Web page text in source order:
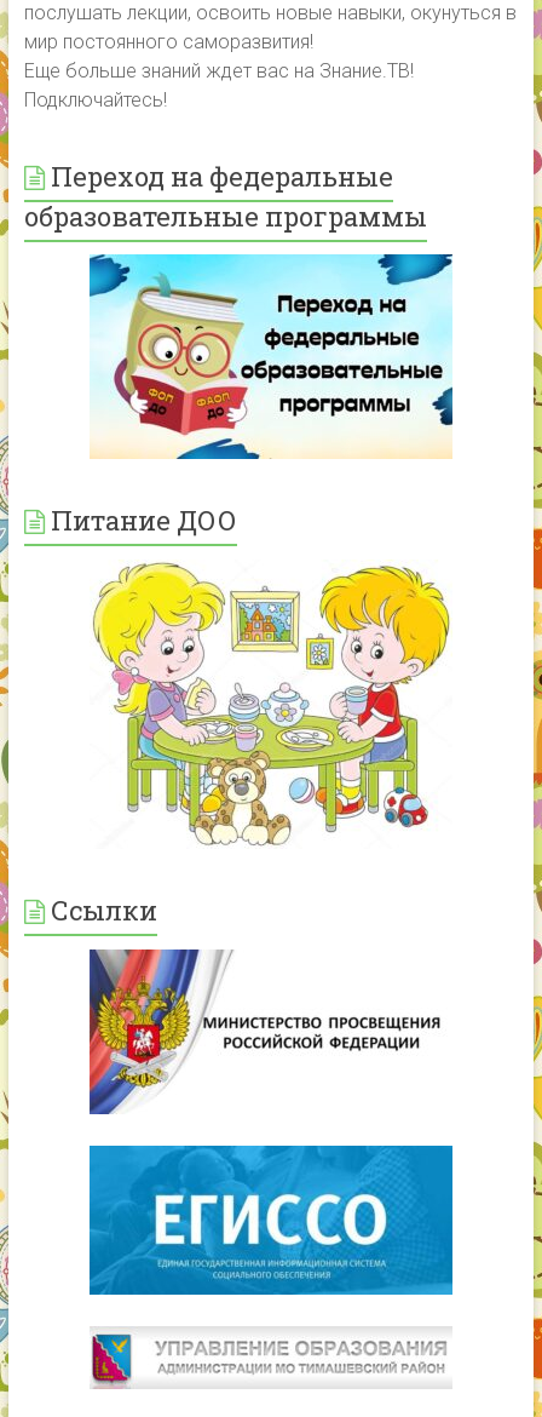
послушать лекции, освоить новые навыки, окунуться в
мир постоянного саморазвития!
Еще больше знаний ждет вас на Знание.ТВ!
Подключайтесь!
Переход на федеральные
образовательные программы
Питание ДОО
Ссылки